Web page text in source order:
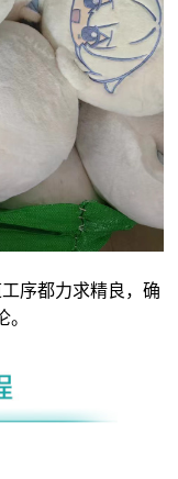
序都力求精良，确